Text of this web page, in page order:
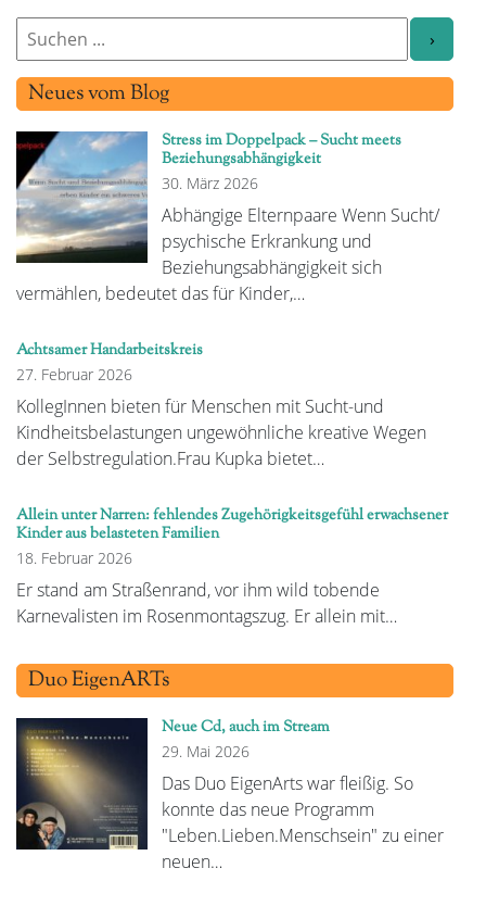
Neues vom Blog
Stress im Doppelpack – Sucht meets
Beziehungsabhängigkeit
30. März 2026
Abhängige Elternpaare Wenn Sucht/
psychische Erkrankung und
Beziehungsabhängigkeit sich
vermählen, bedeutet das für Kinder,…
Achtsamer Handarbeitskreis
27. Februar 2026
KollegInnen bieten für Menschen mit Sucht-und
Kindheitsbelastungen ungewöhnliche kreative Wegen
der Selbstregulation.Frau Kupka bietet…
Allein unter Narren: fehlendes Zugehörigkeitsgefühl erwachsener
Kinder aus belasteten Familien
18. Februar 2026
Er stand am Straßenrand, vor ihm wild tobende
Karnevalisten im Rosenmontagszug. Er allein mit…
Duo EigenARTs
Neue Cd, auch im Stream
29. Mai 2026
Das Duo EigenArts war fleißig. So
konnte das neue Programm
"Leben.Lieben.Menschsein" zu einer
neuen…